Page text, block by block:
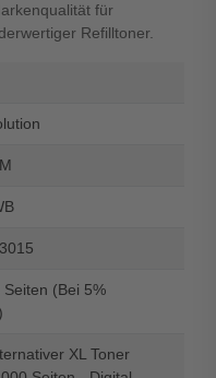
für
Refilltoner.
(Bei 5%
XL Toner